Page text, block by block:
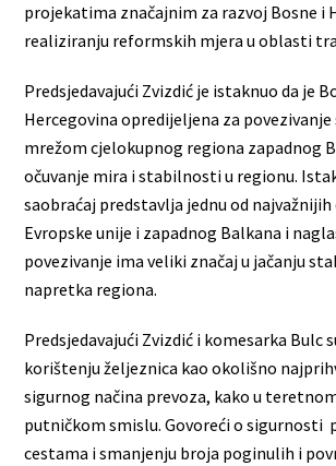
projekatima značajnim za razvoj Bosne i
realiziranju reformskih mjera u oblasti
Predsjedavajući Zvizdić je istaknuo da je
Hercegovina opredijeljena za
mrežom cjelokupnog regiona zapadnog
očuvanje mira i stabilnosti u regionu.
saobraćaj predstavlja jednu od
Evropske unije i zapadnog Balkana i
povezivanje ima veliki značaj u jačanju
napretka regiona.
Predsjedavajući Zvizdić i komesarka Bulc
korištenju željeznica kao okolišno
sigurnog načina prevoza, kako u
putničkom smislu. Govoreći o sigurnosti
cestama i smanjenju broja poginulih i